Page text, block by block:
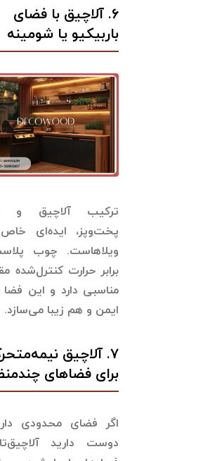
۶. آلاچیق با فضای
باربیکیو یا شومینه
ترکیب آلاچیق و
پخت‌وپز، ایده‌ای
ویلاهاست. چوب
برابر حرارت کنترل‌شده
مناسبی دارد و این
ایمن و هم زیبا می‌سازد.
۷. آلاچیق
برای فضاهای
اگر فضای محدودی
دوست دارید